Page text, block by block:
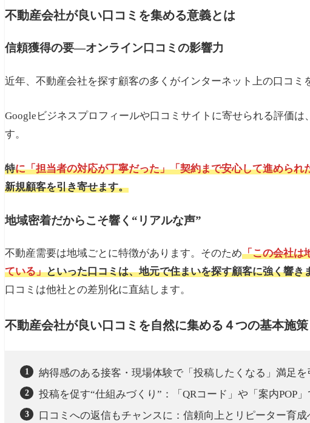
やってはいけない方法：「高評価だけ選ぶ」レビュ
Googleガイドラインへの配慮：ゲーティング回避で
不動産会社がレビューキャッチを活用する場合の実践的
不動産会社が良い口コミを集める意義とは
信頼獲得の要—オンライン口コミの影響力
近年、不動産会社を探す顧客の多くがインターネット上の口コミ
Googleビジネスプロフィールや口コミサイトに寄せられる評価
す。
特に「担当者の対応が丁寧だった」「契約まで安心して進められ
新規顧客を引き寄せます。
地域密着だからこそ響く“リアルな声”
不動産需要は地域ごとに特徴があります。そのため「この会社は
ている」といった口コミは、地元で住まいを探す顧客に強く響き
口コミは他社との差別化に直結します。
不動産会社が良い口コミを自然に集める４つの基本施策
納得感のある接客・現場体験で「投稿したくなる」満足を
投稿を促す“仕組みづくり”：「QRコード」や「案内POP
口コミへの返信もチャンスに：信頼向上とリピーター育成